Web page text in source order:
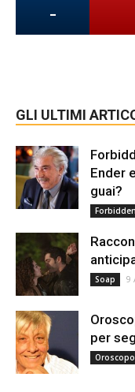
-
GLI ULTIMI
Ender
guai?
Soap 9
per